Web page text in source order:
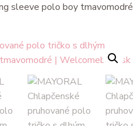
sleeve polo boy tmavomodré